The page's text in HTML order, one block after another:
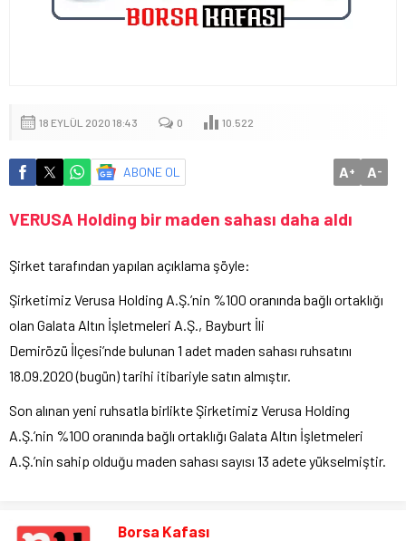
18 EYLÜL 2020 18:43 0 10.522
ABONE OL A+ A-
VERUSA Holding bir maden sahası daha aldı
Şirket tarafından yapılan açıklama şöyle:
Şirketimiz Verusa Holding A.Ş.’nin %100 oranında bağlı ortaklığı
olan Galata Altın İşletmeleri A.Ş., Bayburt İli
Demirözü İlçesi’nde bulunan 1 adet maden sahası ruhsatını
18.09.2020 (bugün) tarihi itibariyle satın almıştır.
Son alınan yeni ruhsatla birlikte Şirketimiz Verusa Holding
A.Ş.’nin %100 oranında bağlı ortaklığı Galata Altın İşletmeleri
A.Ş.’nin sahip olduğu maden sahası sayısı 13 adete yükselmiştir.
Borsa Kafası